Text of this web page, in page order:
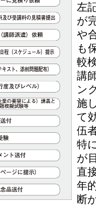
左
が
や
も
較
講
ン
施
て
伍
特
が
直
年
断